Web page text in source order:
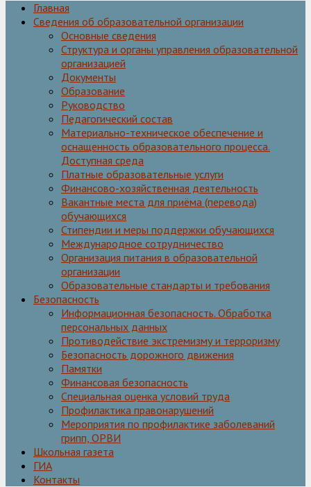
Главная
Сведения об образовательной организации
Основные сведения
Структура и органы управления образовательной
организацией
Документы
Образование
Руководство
Педагогический состав
Материально-техническое обеспечение и
оснащенность образовательного процесса.
Доступная среда
Платные образовательные услуги
Финансово-хозяйственная деятельность
Вакантные места для приёма (перевода)
обучающихся
Стипендии и меры поддержки обучающихся
Международное сотрудничество
Организация питания в образовательной
организации
Образовательные стандарты и требования
Безопасность
Информационная безопасность. Обработка
персональных данных
Противодействие экстремизму и терроризму
Безопасность дорожного движения
Памятки
Финансовая безопасность
Специальная оценка условий труда
Профилактика правонарушений
Мероприятия по профилактике заболеваний
грипп, ОРВИ
Школьная газета
ГИА
Контакты